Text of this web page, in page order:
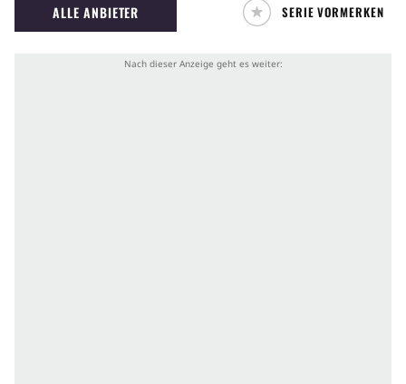
Professor Norton Nimnul, ein verrückter
ALLE ANBIETER SERIE VORMERKEN